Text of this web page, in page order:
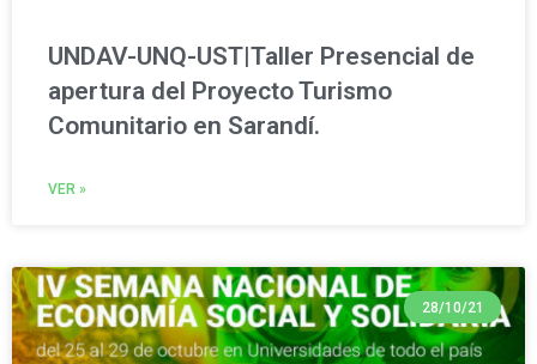
UNDAV-UNQ-UST|Taller Presencial de
apertura del Proyecto Turismo
Comunitario en Sarandí.
VER »
28/10/21